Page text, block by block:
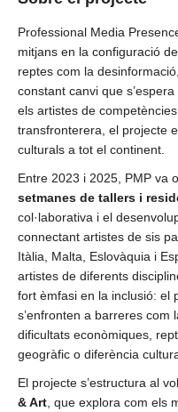
Professional Media
mitjans en la configuració
reptes com la
constant canvi que
els artistes de
transfronterera, el projecte
culturals a tot el continent.
Entre 2023 i 2025, PMP va
setmanes de tallers i
col·laborativa i el
connectant artistes de sis
Itàlia, Malta, Eslovàquia i
artistes de diferents
fort èmfasi en la inclusió: el
s’enfronten a barreres com
dificultats econòmiques,
geogràfic o diferència
El projecte s’estructura al
& Art , que explora com els